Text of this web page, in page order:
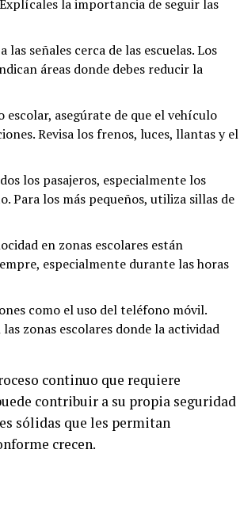
la importancia de seguir las
las señales cerca de las escuelas. Los
áreas donde debes reducir la
escolar, asegúrate de que el vehículo
Revisa los frenos, luces, llantas y el
los pasajeros, especialmente los
Para los más pequeños, utiliza sillas de
en zonas escolares están
especialmente durante las horas
como el uso del teléfono móvil.
zonas escolares donde la actividad
continuo que requiere
contribuir a su propia seguridad
sólidas que les permitan
crecen.